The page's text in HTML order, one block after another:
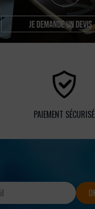
PAIEMENT SÉCURISÉ